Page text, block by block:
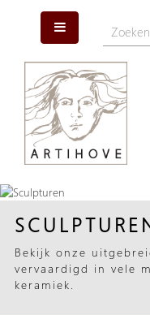
Bekijk onze
vervaardigd in vele
keramiek.